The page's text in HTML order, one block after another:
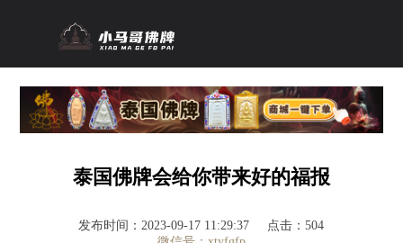
泰国佛牌会给你带来好的福报
发布时间：2023-09-17 11:29:37
点击：504